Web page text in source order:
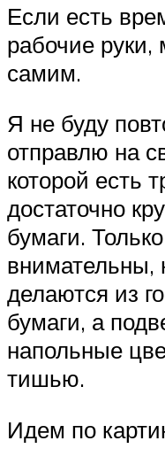
Если есть
рабочие руки,
самим.
Я не буду
отправлю на
которой есть
достаточно
бумаги.
внимательны,
делаются из
бумаги, а
напольные
тишью.
Идем по